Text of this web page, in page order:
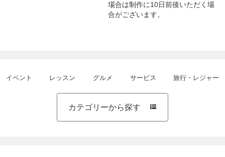
場合は制作に10日前後いただく場
合がございます。
イベント レッスン グルメ サービス 旅行・レジャー
カテゴリーから探す 